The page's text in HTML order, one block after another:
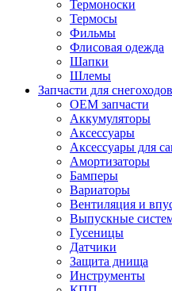
Термоноски
Термосы
Фильмы
Флисовая одежда
Шапки
Шлемы
Запчасти для снегоходов
OEM запчасти
Аккумуляторы
Аксессуары
Аксессуары для
Амортизаторы
Бамперы
Вариаторы
Вентиляция и
Выпускные
Гусеницы
Датчики
Защита днища
Инструменты